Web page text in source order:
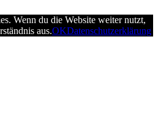
Wenn du die Website weiter nutzt,
aus.OKDatenschutzerklärung